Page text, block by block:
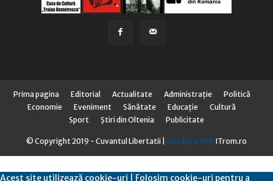
Prima pagina Editorial Actualitate Administraţie
Politică
Economie
Eveniment Sănătate Educaţie
Cultură
Sport
Știri din Oltenia Publicitate
© Copyright 2019 - Cuvantul Libertatii | Gazduire Web ITrom.ro
Acest site utilizează cookie-uri | Folosim cookie-uri pentru a